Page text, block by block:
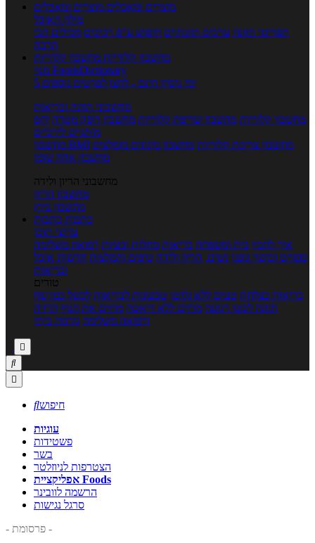
מוצרים ומאכלים מוצרים ומאכלים
מילון האוכל
תפריטי תזונה ערכים תזונתיים חיפוש ע"פ רכיבים מכילים הכי
הרבה
מחשבון קלוריות מחשבון קלוריות
מנוי FoodsDictionary
5 ימי ניסיון חינם - לחצו לפרטים נוספים
מחשבוני תזונה ובריאות
מחשבון קלוריות מחשבון שריפת קלוריות מחשבון דופק מטרה יחס
מותניים לירכיים
מחשבון BMI
מחשבון צריכת קלוריות מחשבון מינונים מומלצים
מחשבון אחוז שומן
מחשבוני הריון ולידה
מחשבון הריון
מחשבון ביוץ
כתבות כתבות
ערוצי תוכן
איך להכין בית ומשפחה בריאות מחלות ובעיות רפואה משלימה
ספורט וכושר גופני נשים, הריון ולידה טיפים והמלצות חדשות אוכל
ובריאות
טורים
בריאות בצלחת טעים ללא גלוטן טבעונות לבריאות לבשל כמו שף
תזונה לבטן רגועה מרזים ללא דיאטה מזיזים את הגוף הרזיה
ורפואה משלימה גורמה ביתי



חיפוש
עוגיות
פשטידות
בשר
הצטרפות לניוזלטר
אפליקציית Foods
הרשמה לוובינר
סרגל נגישות
- פרסומת -